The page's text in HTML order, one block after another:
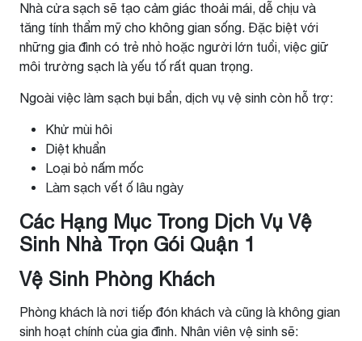
Nhà cửa sạch sẽ tạo cảm giác thoải mái, dễ chịu và
tăng tính thẩm mỹ cho không gian sống. Đặc biệt với
những gia đình có trẻ nhỏ hoặc người lớn tuổi, việc giữ
môi trường sạch là yếu tố rất quan trọng.
Ngoài việc làm sạch bụi bẩn, dịch vụ vệ sinh còn hỗ trợ:
Khử mùi hôi
Diệt khuẩn
Loại bỏ nấm mốc
Làm sạch vết ố lâu ngày
Các Hạng Mục Trong Dịch Vụ Vệ
Sinh Nhà Trọn Gói Quận 1
Vệ Sinh Phòng Khách
Phòng khách là nơi tiếp đón khách và cũng là không gian
sinh hoạt chính của gia đình. Nhân viên vệ sinh sẽ: